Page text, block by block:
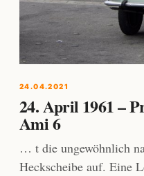
24.04.2021
24. April 1961 –
Ami 6
… t die ungewöhnlich
Heckscheibe auf. Eine